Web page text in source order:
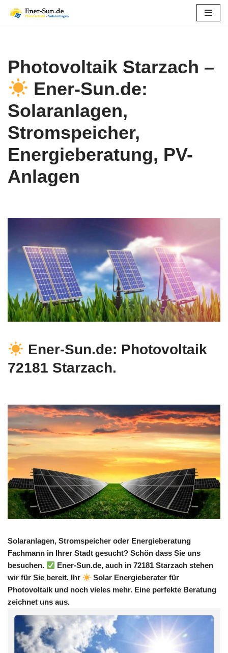
Photovoltaik Starzach –
Ener-Sun.de:
Solaranlagen,
Stromspeicher,
Energieberatung, PV-
Anlagen
Ener-Sun.de: Photovoltaik
72181 Starzach.
Solaranlagen, Stromspeicher oder Energieberatung
Fachmann in Ihrer Stadt gesucht? Schön dass Sie uns
besuchen.
Ener-Sun.de, auch in 72181 Starzach stehen
wir für Sie bereit. Ihr
Solar Energieberater für
Photovoltaik und noch vieles mehr. Eine perfekte Beratung
zeichnet uns aus.